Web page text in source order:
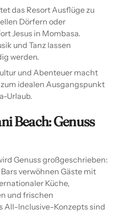
das Resort Ausflüge zu
Dörfern oder
Jesus in Mombasa.
und Tanz lassen
werden.
und Abenteuer macht
idealen Ausgangspunkt
Urlaub.
Beach: Genuss
Genuss großgeschrieben:
verwöhnen Gäste mit
Küche,
und frischen
All-Inclusive-Konzepts sind